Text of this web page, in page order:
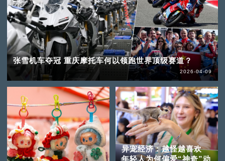
张雪机车夺冠 重庆摩托车何以领跑世界顶级赛道？
2026-04-09
异宠经济：越怪越喜欢
年轻人为何偏爱“神奇”动